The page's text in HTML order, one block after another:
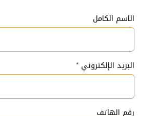
الاسم الكامل
البريد الإلكتروني *
رقم الهاتف